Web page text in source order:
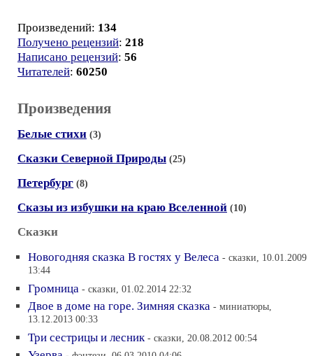
Произведений: 134
Получено рецензий: 218
Написано рецензий: 56
Читателей: 60250
Произведения
Белые стихи (3)
Сказки Северной Природы (25)
Петербург (8)
Сказы из избушки на краю Вселенной (10)
Сказки
Новогодняя сказка В гостях у Велеса - сказки, 10.01.2009
13:44
Громница - сказки, 01.02.2014 22:32
Двое в доме на горе. Зимняя сказка - миниатюры,
13.12.2013 00:33
Три сестрицы и лесник - сказки, 20.08.2012 00:54